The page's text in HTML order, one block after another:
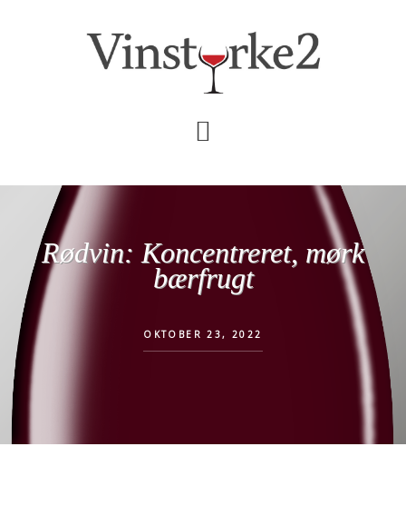
Rødvin: Koncentreret, mørk
bærfrugt
OKTOBER 23, 2022